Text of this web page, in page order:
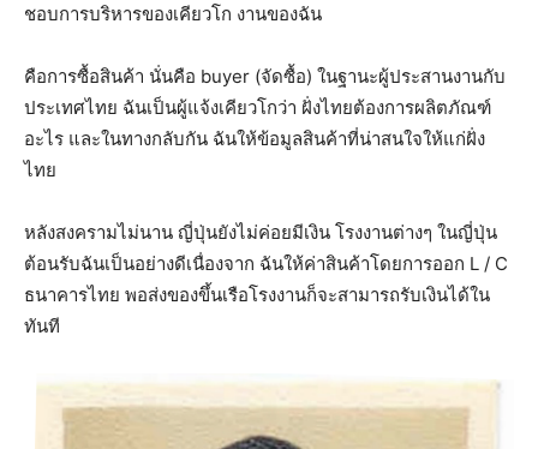
ชอบการบริหารของเคียวโก งานของฉัน
คือการซื้อสินค้า นั่นคือ buyer (จัดซื้อ) ในฐานะผู้ประสานงานกับ
ประเทศไทย ฉันเป็นผู้แจ้งเคียวโกว่า ฝั่งไทยต้องการผลิตภัณฑ์
อะไร และในทางกลับกัน ฉันให้ข้อมูลสินค้าที่น่าสนใจให้แก่ฝั่ง
ไทย
หลังสงครามไม่นาน ญี่ปุ่นยังไม่ค่อยมีเงิน โรงงานต่างๆ ในญี่ปุ่น
ต้อนรับฉันเป็นอย่างดีเนื่องจาก ฉันให้ค่าสินค้าโดยการออก L / C
ธนาคารไทย พอส่งของขึ้นเรือโรงงานก็จะสามารถรับเงินได้ใน
ทันที